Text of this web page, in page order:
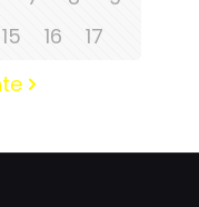
15 16
17